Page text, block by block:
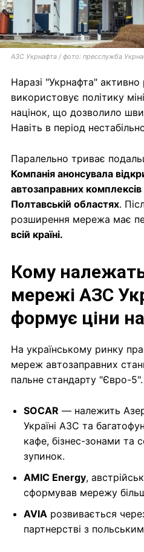
АЗС Укрнафта / фото: пресслужба
Наразі "Укрнафта"
використовує політику
націнок, що дозволило
Навіть в період
Паралельно триває
Компанія анонсувала
автозаправних комплексів
Полтавській областях.
розширення мережа має
всій країні.
Кому
мережі АЗС
формує ціни
На українському ринку
мереж автозаправних
пальне стандарту "Євро-
SOCAR — належить
Україні АЗС та
кафе, бізнес-зонами та
зупинок.
AMIC Energy,
сформував мережу
AVIA розвивається
партнерстві з